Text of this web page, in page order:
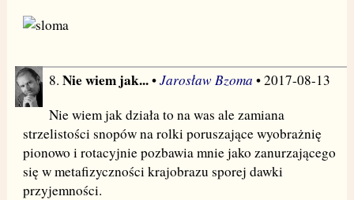
8. Nie wiem jak...•Jarosław Bzoma • 2017-08-13
Nie wiem jak działa to na was ale zamiana
strzelistości snopów na rolki poruszające wyobrażnię
pionowo i rotacyjnie pozbawia mnie jako zanurzającego
się w metafizyczności krajobrazu sporej dawki
przyjemności.